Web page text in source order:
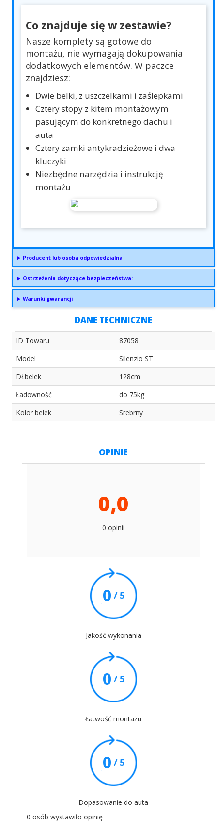
Co znajduje się w zestawie?
Nasze komplety są gotowe do
montażu, nie wymagają dokupowania
dodatkowych elementów. W paczce
znajdziesz:
Dwie belki, z uszczelkami i zaślepkami
Cztery stopy z kitem montażowym
pasującym do konkretnego dachu i
auta
Cztery zamki antykradzieżowe i dwa
kluczyki
Niezbędne narzędzia i instrukcję
montażu
Producent lub osoba odpowiedzialna
Ostrzeżenia dotyczące bezpieczeństwa:
Warunki gwarancji
DANE TECHNICZNE
ID Towaru
87058
Model
Silenzio ST
Dł.belek
128cm
Ładowność
do 75kg
Kolor belek
Srebrny
OPINIE
0,0
0 opinii
0 / 5
Jakość wykonania
0 / 5
Łatwość montażu
0 / 5
Dopasowanie do auta
0 osób wystawiło opinię